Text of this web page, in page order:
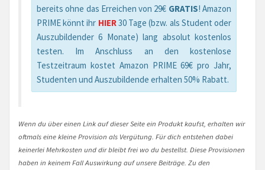
bereits ohne das Erreichen von 29€ GRATIS! Amazon
PRIME könnt ihr HIER30 Tage (bzw. als Student oder
Auszubildender 6 Monate) lang absolut kostenlos
testen. Im Anschluss an den kostenlose
Testzeitraum kostet Amazon PRIME 69€ pro Jahr,
Studenten und Auszubildende erhalten 50% Rabatt.
Wenn du über einen Link auf dieser Seite ein Produkt kaufst, erhalten wir
oftmals eine kleine Provision als Vergütung. Für dich entstehen dabei
keinerlei Mehrkosten und dir bleibt frei wo du bestellst. Diese Provisionen
haben in keinem Fall Auswirkung auf unsere Beiträge. Zu den